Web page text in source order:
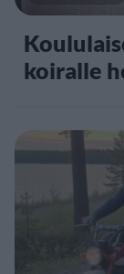
koiralle